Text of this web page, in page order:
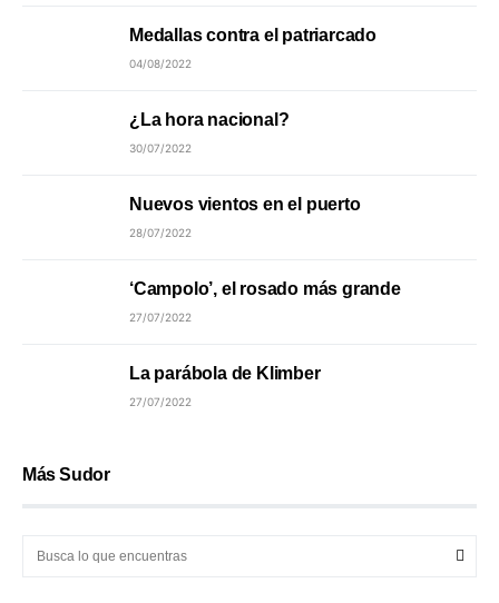
Medallas contra el patriarcado
04/08/2022
¿La hora nacional?
30/07/2022
Nuevos vientos en el puerto
28/07/2022
‘Campolo’, el rosado más grande
27/07/2022
La parábola de Klimber
27/07/2022
Más Sudor